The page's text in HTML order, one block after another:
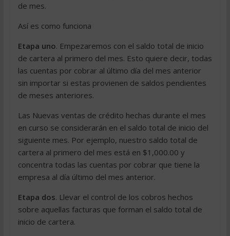
de mes.
Así es como funciona
Etapa uno. Empezaremos con el saldo total de inicio
de cartera al primero del mes. Esto quiere decir, todas
las cuentas por cobrar al último día del mes anterior
sin importar si estas provienen de saldos pendientes
de meses anteriores.
Las Nuevas ventas de crédito hechas durante el mes
en curso se considerarán en el saldo total de inicio del
siguiente mes. Por ejemplo, nuestro saldo total de
cartera al primero del mes está en $1,000.00 y
concentra todas las cuentas por cobrar que tiene la
empresa al día último del mes anterior.
Etapa dos. Llevar el control de los cobros hechos
sobre aquellas facturas que forman el saldo total de
inicio de cartera.